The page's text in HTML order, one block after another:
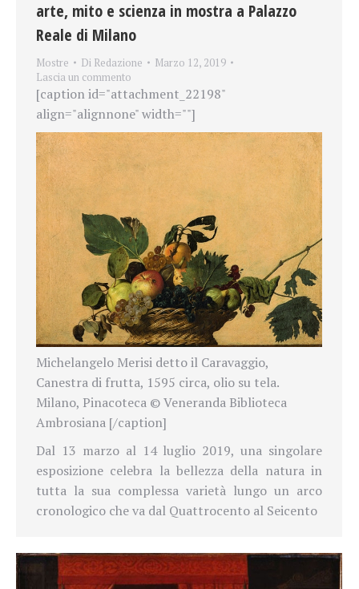
arte, mito e scienza in mostra a Palazzo
Reale di Milano
Mostre Di Redazione
Marzo 12, 2019
Lascia un commento
[caption id="attachment_22198"
align="alignnone" width=""]
Michelangelo Merisi detto il Caravaggio,
Canestra di frutta, 1595 circa, olio su tela.
Milano, Pinacoteca © Veneranda Biblioteca
Ambrosiana [/caption]
Dal 13 marzo al 14 luglio 2019, una singolare
esposizione celebra la bellezza della natura in
tutta la sua complessa varietà lungo un arco
cronologico che va dal Quattrocento al Seicento